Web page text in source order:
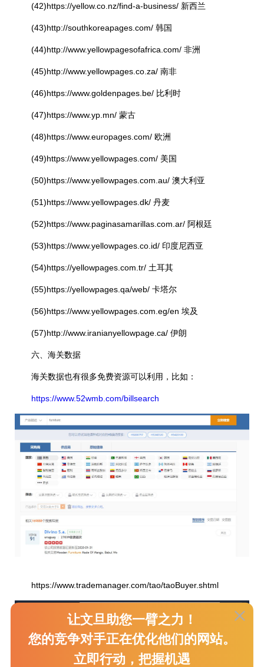
(42)https://yellow.co.nz/find-a-business/ 新西兰
(43)http://southkoreapages.com/ 韩国
(44)http://www.yellowpagesofafrica.com/ 非洲
(45)http://www.yellowpages.co.za/ 南非
(46)https://www.goldenpages.be/ 比利时
(47)https://www.yp.mn/ 蒙古
(48)https://www.europages.com/ 欧洲
(49)https://www.yellowpages.com/ 美国
(50)https://www.yellowpages.com.au/ 澳大利亚
(51)https://www.yellowpages.dk/ 丹麦
(52)https://www.paginasamarillas.com.ar/ 阿根廷
(53)https://www.yellowpages.co.id/ 印度尼西亚
(54)https://yellowpages.com.tr/ 土耳其
(55)https://yellowpages.qa/web/ 卡塔尔
(56)https://www.yellowpages.com.eg/en 埃及
(57)http://www.iranianyellowpage.ca/ 伊朗
六、海关数据
海关数据也有很多免费资源可以利用，比如：
https://www.52wmb.com/billsearch
https://www.trademanager.com/tao/taoBuyer.shtml
让文旦助您一臂之力！
您的竞争对手正在优化他们的网站。
立即行动，把握机遇